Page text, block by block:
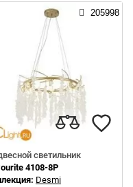
205998
светильник
4108-8P
Desmi